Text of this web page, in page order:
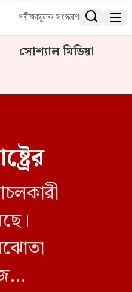
পরীক্ষামূলক সংস্করণ  
সোশ্যাল মিডিয়া